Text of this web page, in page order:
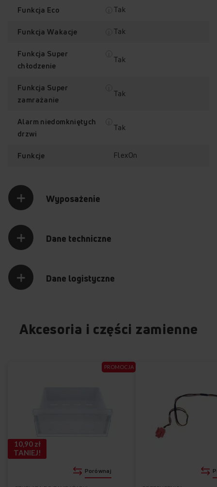
Funkcja Eco Tak
Funkcja Wakacje Tak
Funkcja Super
chłodzenie
Tak
Funkcja Super
zamrażanie
Tak
Alarm niedomkniętych
drzwi
Tak
Funkcje FlexOn
Wyposażenie
Dane techniczne
Dane logistyczne
Akcesoria i części zamienne
10,90 zł
TANIEJ!
PROMOCJA
Porównaj